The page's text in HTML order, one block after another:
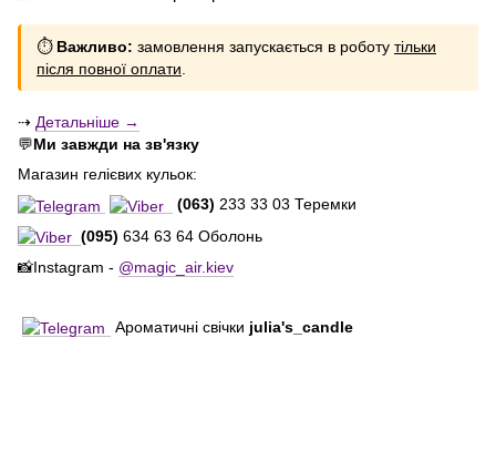
⏱ Важливо: замовлення запускається в роботу тільки
після повної оплати.
⇢ Детальніше →
💬Ми завжди на зв'язку
Магазин гелієвих кульок:
(063) 233 33 03 Теремки
(095) 634 63 64 Оболонь
📸Instagram - @magic_air.kiev
Ароматичні свічки julia's_candle